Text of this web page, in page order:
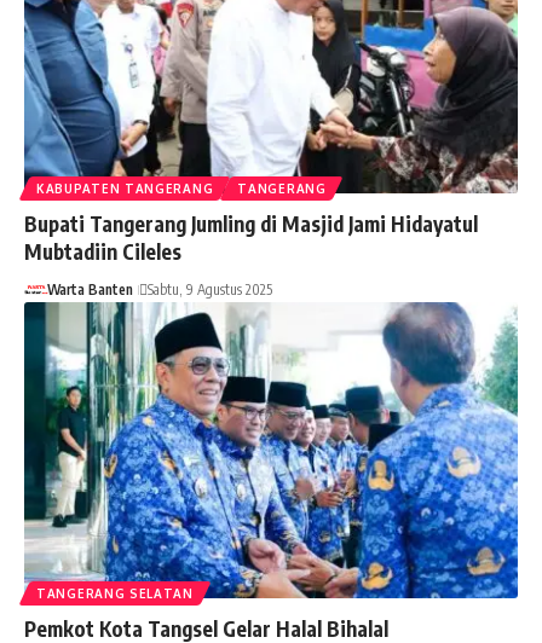
KABUPATEN TANGERANG TANGERANG
Bupati Tangerang Jumling di Masjid Jami Hidayatul
Mubtadiin Cileles
Warta Banten Sabtu, 9 Agustus 2025
TANGERANG SELATAN
Pemkot Kota Tangsel Gelar Halal Bihalal